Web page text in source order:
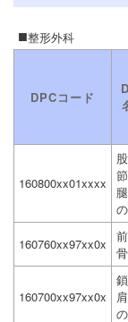
整形外科
DPCコード
160800xx01xxxx
160760xx97xx0x
160700xx97xx0x